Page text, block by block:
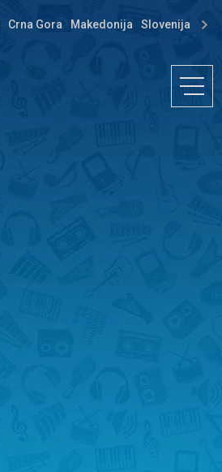
Crna Gora Makedonija Slovenija